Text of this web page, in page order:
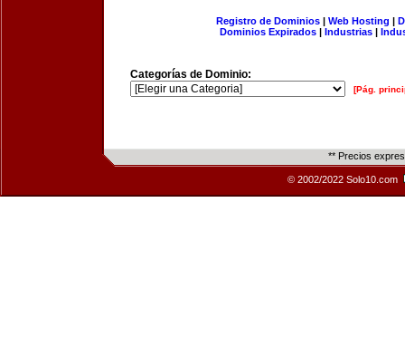
Registro de Dominios| Web Hosting |
Dominios Expirados | Industrias |
Categorías de Dominio:
[Pág.
** Precios
© 2002/2022 Solo10.com